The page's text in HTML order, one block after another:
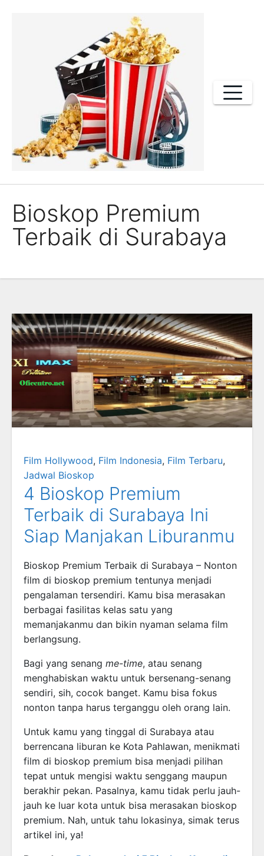
Bioskop Premium
Terbaik di Surabaya
Film Hollywood, Film Indonesia, Film Terbaru,
Jadwal Bioskop
4 Bioskop Premium
Terbaik di Surabaya Ini
Siap Manjakan Liburanmu
Bioskop Premium Terbaik di Surabaya – Nonton
film di bioskop premium tentunya menjadi
pengalaman tersendiri. Kamu bisa merasakan
berbagai fasilitas kelas satu yang
memanjakanmu dan bikin nyaman selama film
berlangsung.
Bagi yang senang me-time, atau senang
menghabiskan waktu untuk bersenang-senang
sendiri, sih, cocok banget. Kamu bisa fokus
nonton tanpa harus terganggu oleh orang lain.
Untuk kamu yang tinggal di Surabaya atau
berrencana liburan ke Kota Pahlawan, menikmati
film di bioskop premium bisa menjadi pilihan
tepat untuk mengisi waktu senggang maupun
berakhir pekan. Pasalnya, kamu tidak perlu jauh-
jauh ke luar kota untuk bisa merasakan bioskop
premium. Nah, untuk tahu lokasinya, simak terus
artikel ini, ya!